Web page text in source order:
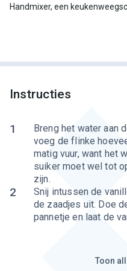
Handmixer, een
Instructies
1
Breng het water aan
voeg de flinke
matig vuur, want het
suiker moet wel tot
zijn.
2
Snij intussen de
de zaadjes uit. Doe
pannetje en laat de
Toon